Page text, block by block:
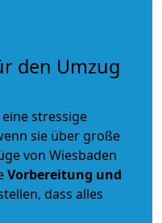
den Umzug
stressige
sie über große
von Wiesbaden
Vorbereitung und
dass alles